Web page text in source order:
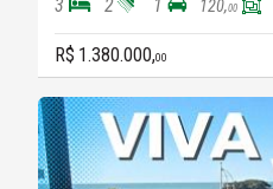
3 2 1 120,00
R$ 1.380.000,00